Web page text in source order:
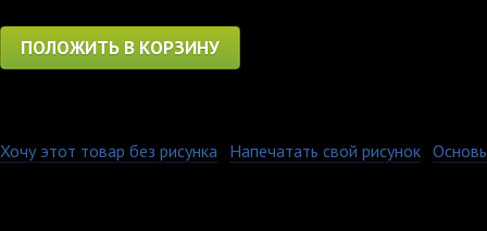
ПОЛОЖИТЬ В КОРЗИНУ
Хочу этот товар без рисунка Напечатать свой рисунок